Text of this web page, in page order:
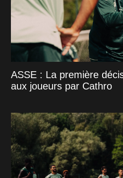
ASSE : La première
aux joueurs par Cathro